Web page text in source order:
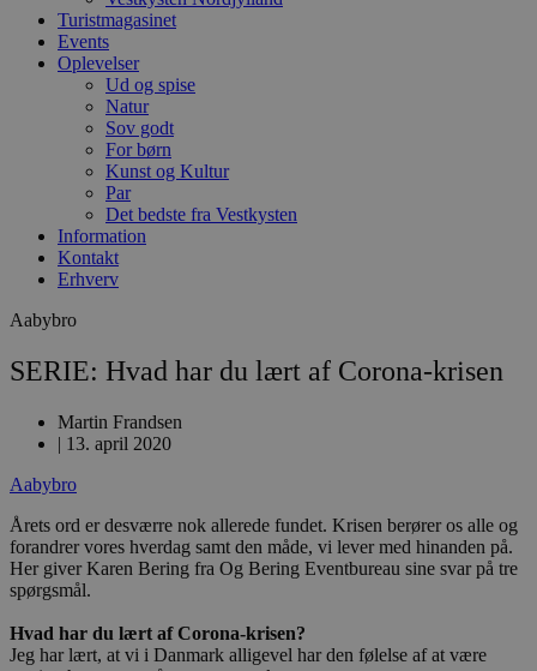
Turistmagasinet
Events
Oplevelser
Ud og spise
Natur
Sov godt
For børn
Kunst og Kultur
Par
Det bedste fra Vestkysten
Information
Kontakt
Erhverv
Aabybro
SERIE: Hvad har du lært af Corona-krisen
Martin Frandsen
| 13. april 2020
Aabybro
Årets ord er desværre nok allerede fundet. Krisen berører os alle og
forandrer vores hverdag samt den måde, vi lever med hinanden på.
Her giver Karen Bering fra Og Bering Eventbureau sine svar på tre
spørgsmål.
Hvad har du lært af Corona-krisen?
Jeg har lært, at vi i Danmark alligevel har den følelse af at være